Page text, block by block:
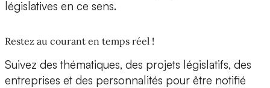
législatives en ce sens.
Restez au courant en temps réel !
Suivez des thématiques, des projets législatifs, des
entreprises et des personnalités pour être notifié